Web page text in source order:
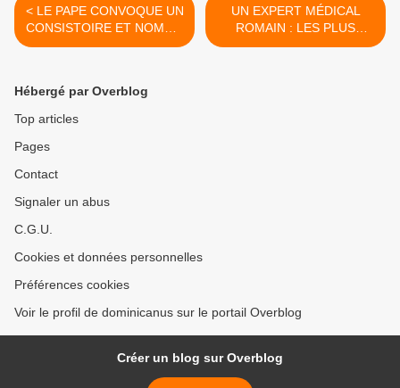
< LE PAPE CONVOQUE UN
CONSISTOIRE ET NOMME
DEUX SECRÉTAIRES
VATICAN
UN EXPERT MÉDICAL
ROMAIN : LES PLUS
GRANDS RISQUES POUR
Hébergé par Overblog
Top articles
Pages
Contact
Signaler un abus
C.G.U.
Cookies et données personnelles
Préférences cookies
Voir le profil de dominicanus sur le portail Overblog
Créer un blog sur Overblog